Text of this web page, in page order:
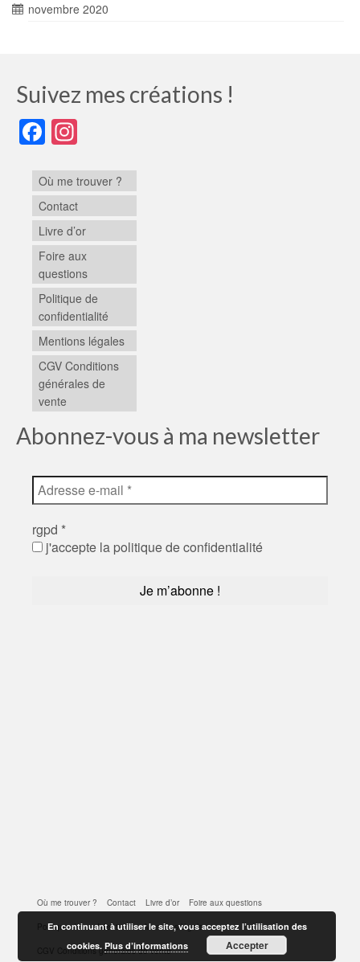
novembre 2020
Suivez mes créations !
Facebook
Où me trouver ?
Contact
Livre d’or
Foire aux
questions
Politique de
confidentialité
Mentions légales
CGV Conditions
générales de
vente
Abonnez-vous à ma newsletter
rgpd *
j'accepte la politique de confidentialité
Où me trouver ? Contact Livre d’or Foire aux questions
Politique de confidentialité Mentions légales
CGV Conditions générales de vente
En continuant à utiliser le site, vous acceptez l’utilisation des
cookies.Plus d’informations Accepter